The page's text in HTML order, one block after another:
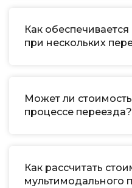
Как
при нескольких
Может ли
процессе переезда?
Как рассчитать
мультимодального